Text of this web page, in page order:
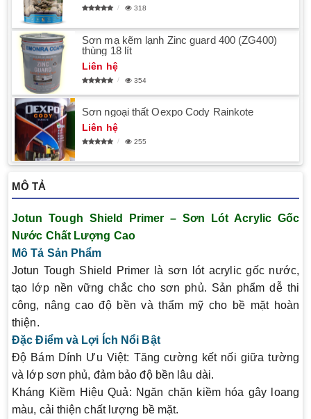
318
Sơn mạ kẽm lạnh Zinc guard 400 (ZG400)
thùng 18 lít
Liên hệ
354
Sơn ngoại thất Oexpo Cody Rainkote
Liên hệ
255
MÔ TẢ
Jotun Tough Shield Primer – Sơn Lót Acrylic Gốc
Nước Chất Lượng Cao
Mô Tả Sản Phẩm
Jotun Tough Shield Primer là sơn lót acrylic gốc nước,
tạo lớp nền vững chắc cho sơn phủ. Sản phẩm dễ thi
công, nâng cao độ bền và thẩm mỹ cho bề mặt hoàn
thiện.
Đặc Điểm và Lợi Ích Nổi Bật
Độ Bám Dính Ưu Việt: Tăng cường kết nối giữa tường
và lớp sơn phủ, đảm bảo độ bền lâu dài.
Kháng Kiềm Hiệu Quả: Ngăn chặn kiềm hóa gây loang
màu, cải thiện chất lượng bề mặt.